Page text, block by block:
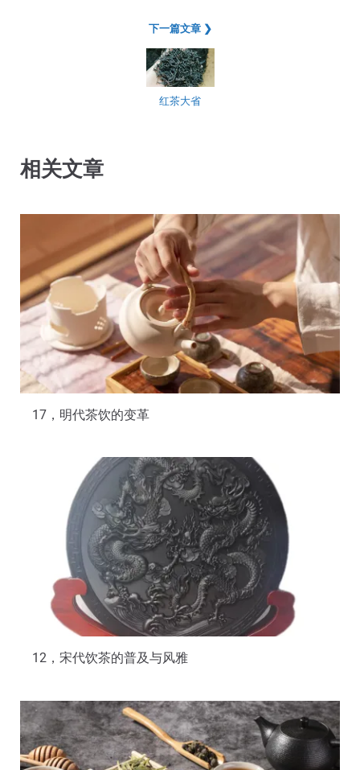
下一篇文章 ❯
红茶大省
相关文章
17，明代茶饮的变革
12，宋代饮茶的普及与风雅